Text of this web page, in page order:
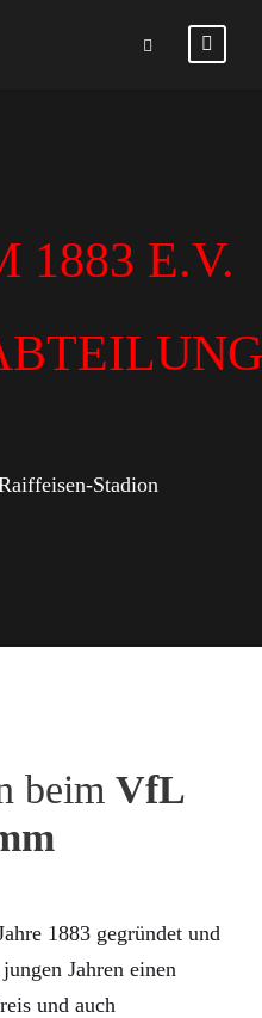
1883 E.V.
Stadion
beim VfL
1883 gegründet und
Jahren einen
und auch